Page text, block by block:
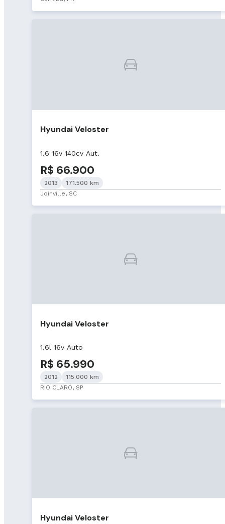
Hyundai Veloster
1.6 16v 140cv Aut.
R$ 66.900
2013
171.500 km
Joinville, SC
Hyundai Veloster
1.6l 16v Auto
R$ 65.990
2012
115.000 km
RIO CLARO, SP
Hyundai Veloster